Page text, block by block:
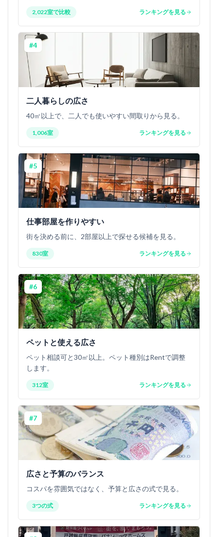
2,022室で比較 ランキングを見る
#4
二人暮らしの広さ
40㎡以上で、二人でも使いやすい間取りから見る。
1,006室 ランキングを見る
#5
仕事部屋を作りやすい
街を決める前に、2部屋以上で探せる候補を見る。
830室 ランキングを見る
#6
ペットと使える広さ
ペット相談可と30㎡以上。ペット種別はRentで調整
します。
312室 ランキングを見る
#7
広さと予算のバランス
コスパを雰囲気ではなく、予算と広さの式で見る。
3つの式 ランキングを見る